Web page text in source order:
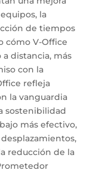
la
de tiempos
cómo V-Office
distancia, más
con la
refleja
la vanguardia
sostenibilidad
más efectivo,
reducción de la